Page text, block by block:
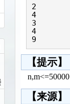
2
4
3
4
9
【提示】
【来源】